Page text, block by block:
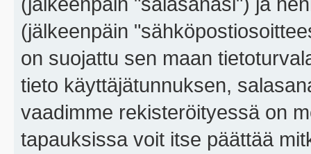
(jälkeenpäin
on suojattu sen maan
tieto käyttäjätunnuksen,
vaadimme rekisteröityessä on
tapauksissa voit itse päättää